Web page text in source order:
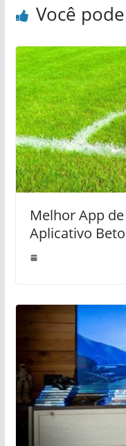
Você
Melhor App
Aplicativo